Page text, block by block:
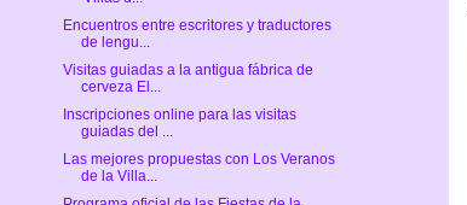
Encuentros entre escritores y traductores
de lengu...
Visitas guiadas a la antigua fábrica de
cerveza El...
Inscripciones online para las visitas
guiadas del ...
Las mejores propuestas con Los Veranos
de la Villa...